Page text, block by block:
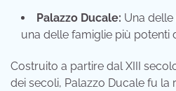
Palazzo Ducale: Una delle
una delle famiglie più potenti
Costruito a partire dal XIII
dei secoli, Palazzo Ducale fu la